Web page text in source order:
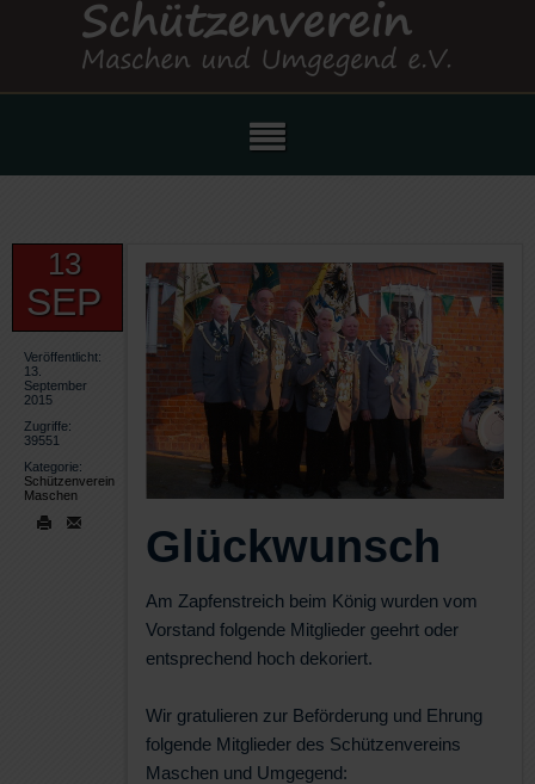
13
SEP
Veröffentlicht:
13.
September
2015
Zugriffe:
39551
Kategorie:
Schützenverein
Maschen
Glückwunsch
Am Zapfenstreich beim König wurden vom
Vorstand folgende Mitglieder geehrt oder
entsprechend hoch dekoriert.
Wir gratulieren zur Beförderung und Ehrung
folgende Mitglieder des Schützenvereins
Maschen und Umgegend: